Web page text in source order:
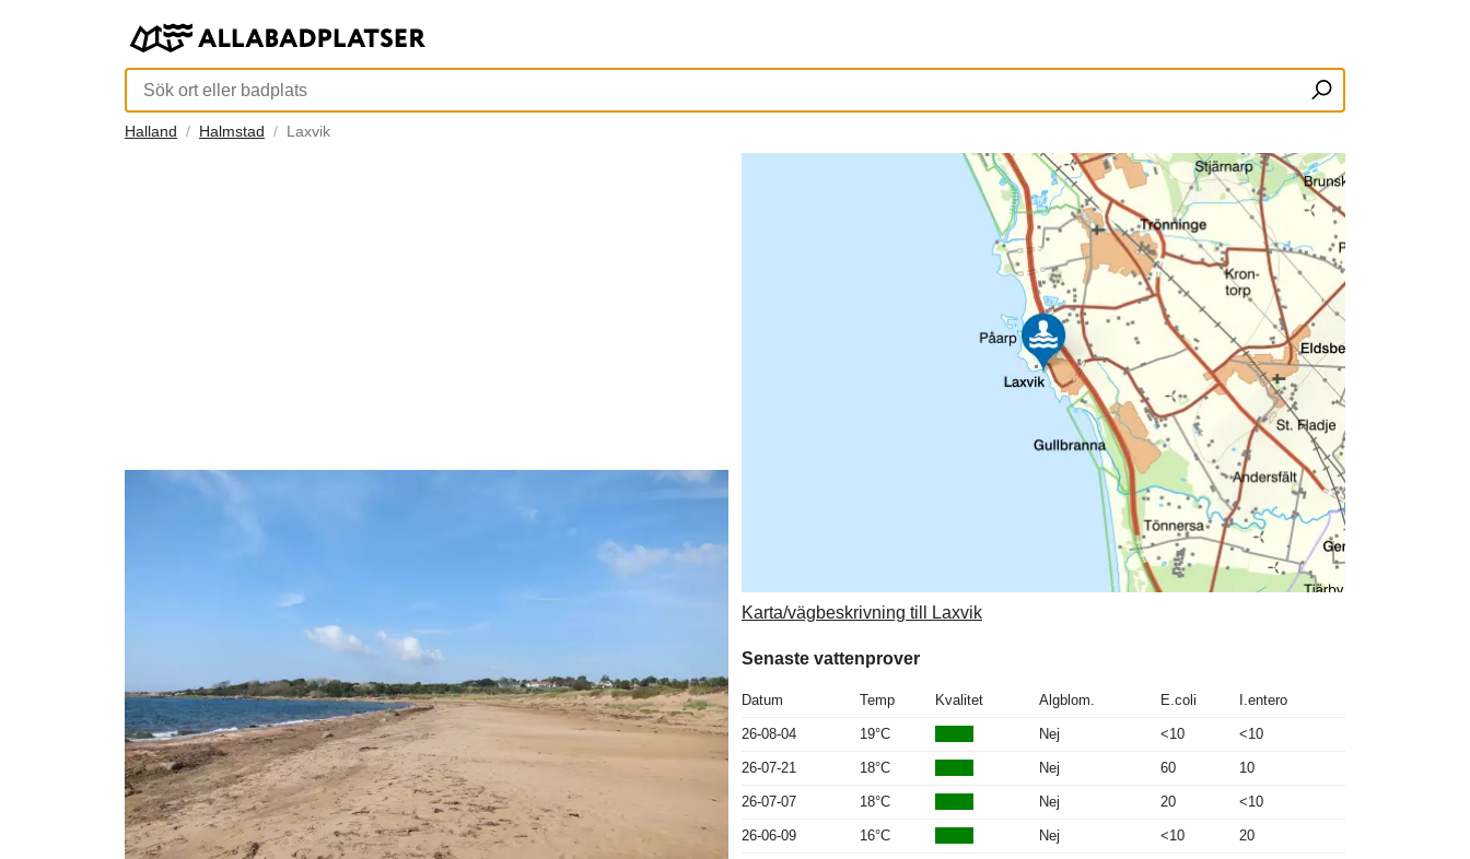
Halland Halmstad Laxvik
Karta/vägbeskrivning till Laxvik
Senaste vattenprover
Datum Temp Kvalitet Algblom. E.coli I.entero
26-08-04 19°C Nej <10 <10
26-07-21 18°C Nej 60 10
26-07-07 18°C Nej 20 <10
26-06-09 16°C Nej <10 20